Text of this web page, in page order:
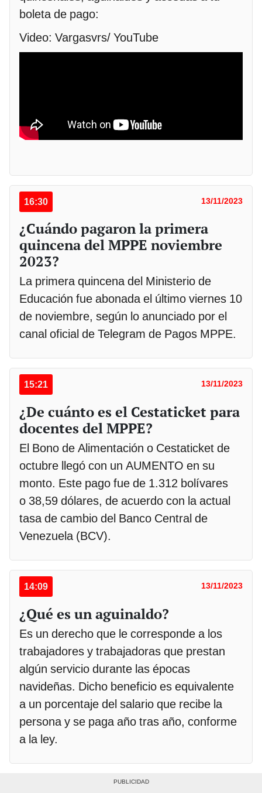
boleta de pago:
Video: Vargasvrs/ YouTube
16:30 13/11/2023
¿Cuándo pagaron la primera
quincena del MPPE noviembre
2023?
La primera quincena del Ministerio de
Educación fue abonada el último viernes 10
de noviembre, según lo anunciado por el
canal oficial de Telegram de Pagos MPPE.
15:21 13/11/2023
¿De cuánto es el Cestaticket para
docentes del MPPE?
El Bono de Alimentación o Cestaticket de
octubre llegó con un AUMENTO en su
monto. Este pago fue de 1.312 bolívares
o 38,59 dólares, de acuerdo con la actual
tasa de cambio del Banco Central de
Venezuela (BCV).
14:09 13/11/2023
¿Qué es un aguinaldo?
Es un derecho que le corresponde a los
trabajadores y trabajadoras que prestan
algún servicio durante las épocas
navideñas. Dicho beneficio es equivalente
a un porcentaje del salario que recibe la
persona y se paga año tras año, conforme
a la ley.